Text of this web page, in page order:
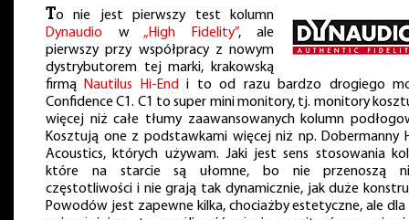
To nie jest pierwszy test kolumn
Dynaudio w „High Fidelity”, ale
pierwszy przy współpracy z nowym
dystrybutorem tej marki, krakowską
firmą Nautilus Hi-End
i to od razu bardzo drogiego
Confidence C1. C1 to super mini monitory, tj. monitory
więcej niż całe tłumy zaawansowanych kolumn
Kosztują one z podstawkami więcej niż np. Dobermanny
Acoustics, których używam. Jaki jest sens stosowania
które na starcie są ułomne, bo nie przenoszą
częstotliwości i nie grają tak dynamicznie, jak duże
Powodów jest zapewne kilka, chociażby estetyczne, ale dla